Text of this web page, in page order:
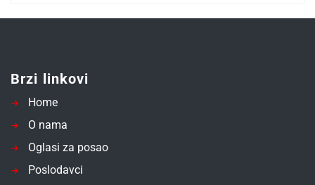
Brzi linkovi
Home
O nama
Oglasi za posao
Poslodavci